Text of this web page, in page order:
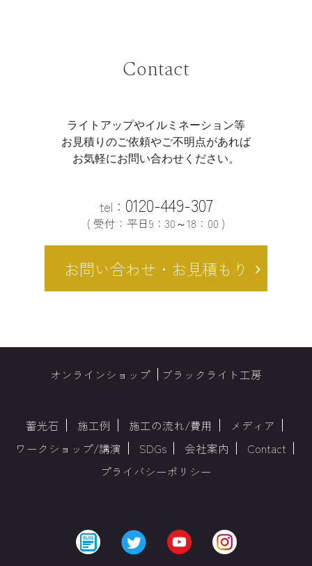
Contact
ライトアップやイルミネーション等
お見積りのご依頼やご不明点があれば
お気軽にお問い合わせください。
tel： 0120-449-307
( 受付：平日9：30～18：00 )
お問い合わせ・お見積もり
オンラインショップ ブラックライト工房
蓄光石 施工例 施工の流れ/費用
メディア
ワークショップ/講演
SDGs 会社案内
Contact
プライバシーポリシー